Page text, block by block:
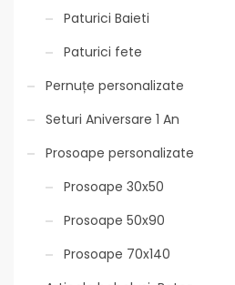
Paturici Baieti
Paturici fete
Pernuțe personalizate
Seturi Aniversare 1 An
Prosoape personalizate
Prosoape 30x50
Prosoape 50x90
Prosoape 70x140